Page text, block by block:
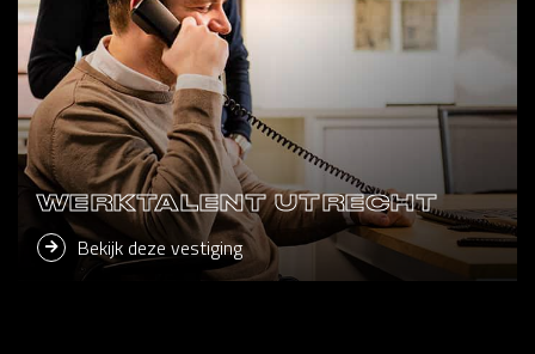
WERKTALENT UTRECHT
Bekijk deze vestiging